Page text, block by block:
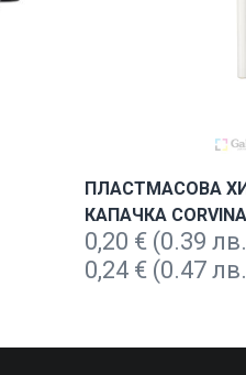
ПЛАСТМАСОВА
КАПАЧКА
0,20 € (0.39
0,24 € (0.47